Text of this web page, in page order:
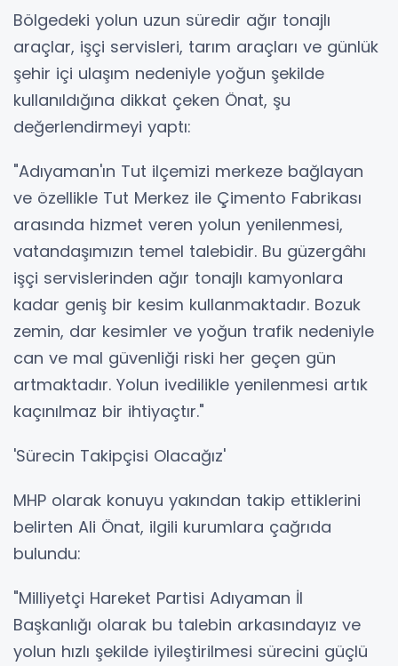
Bölgedeki yolun uzun süredir ağır tonajlı
araçlar, işçi servisleri, tarım araçları ve günlük
şehir içi ulaşım nedeniyle yoğun şekilde
kullanıldığına dikkat çeken Önat, şu
değerlendirmeyi yaptı:
"Adıyaman'ın Tut ilçemizi merkeze bağlayan
ve özellikle Tut Merkez ile Çimento Fabrikası
arasında hizmet veren yolun yenilenmesi,
vatandaşımızın temel talebidir. Bu güzergâhı
işçi servislerinden ağır tonajlı kamyonlara
kadar geniş bir kesim kullanmaktadır. Bozuk
zemin, dar kesimler ve yoğun trafik nedeniyle
can ve mal güvenliği riski her geçen gün
artmaktadır. Yolun ivedilikle yenilenmesi artık
kaçınılmaz bir ihtiyaçtır."
'Sürecin Takipçisi Olacağız'
MHP olarak konuyu yakından takip ettiklerini
belirten Ali Önat, ilgili kurumlara çağrıda
bulundu:
"Milliyetçi Hareket Partisi Adıyaman İl
Başkanlığı olarak bu talebin arkasındayız ve
yolun hızlı şekilde iyileştirilmesi sürecini güçlü